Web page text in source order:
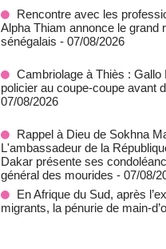
Rencontre avec les
Alpha Thiam annonce le grand
sénégalais - 07/08/2026
Cambriolage à Thiès : Gallo
policier au coupe-coupe avant
07/08/2026
Rappel à Dieu de Sokhna
L'ambassadeur de la
Dakar présente ses
général des mourides - 07/08/
En Afrique du Sud, après
migrants, la pénurie de main-